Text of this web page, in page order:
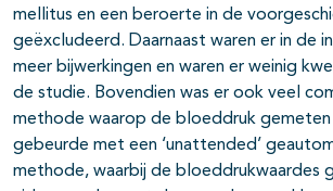
mellitus en een beroerte in de
geëxcludeerd. Daarnaast waren er in de
meer bijwerkingen en waren er weinig
de studie. Bovendien was er ook veel
methode waarop de bloeddruk gemeten
gebeurde met een ‘unattended’
methode, waarbij de bloeddrukwaardes